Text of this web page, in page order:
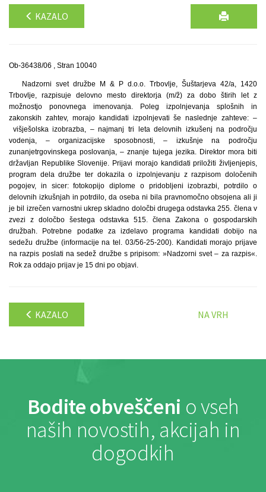
KAZALO
Ob-36438/06 , Stran 10040
Nadzorni svet družbe M & P d.o.o. Trbovlje, Šuštarjeva 42/a, 1420
Trbovlje, razpisuje delovno mesto direktorja (m/ž) za dobo štirih let z
možnostjo ponovnega imenovanja. Poleg izpolnjevanja splošnih in
zakonskih zahtev, morajo kandidati izpolnjevati še naslednje zahteve: –
višješolska izobrazba, – najmanj tri leta delovnih izkušenj na področju
vodenja, – organizacijske sposobnosti, – izkušnje na področju
zunanjetrgovinskega poslovanja, – znanje tujega jezika. Direktor mora biti
državljan Republike Slovenije. Prijavi morajo kandidati priložiti življenjepis,
program dela družbe ter dokazila o izpolnjevanju z razpisom določenih
pogojev, in sicer: fotokopijo diplome o pridobljeni izobrazbi, potrdilo o
delovnih izkušnjah in potrdilo, da oseba ni bila pravnomočno obsojena ali ji
je bil izrečen varnostni ukrep skladno določbi drugega odstavka 255. člena v
zvezi z določbo šestega odstavka 515. člena Zakona o gospodarskih
družbah. Potrebne podatke za izdelavo programa kandidati dobijo na
sedežu družbe (informacije na tel. 03/56-25-200). Kandidati morajo prijave
na razpis poslati na sedež družbe s pripisom: »Nadzorni svet – za razpis«.
Rok za oddajo prijav je 15 dni po objavi.
KAZALO NA VRH
Bodite obveščeni o vseh
naših novostih, akcijah in
dogodkih